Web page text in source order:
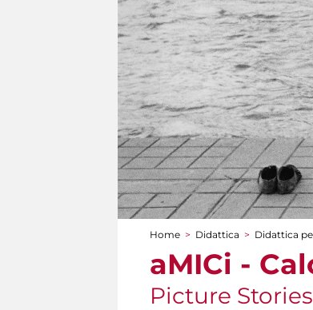
Tu sei qui
Home > Didattica > Didattica
aMICi -
Picture